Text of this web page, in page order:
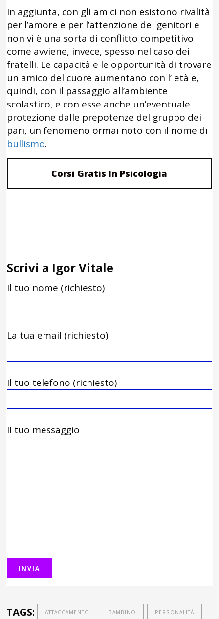
In aggiunta, con gli amici non esistono rivalità
per l’amore e per l’attenzione dei genitori e
non vi è una sorta di conflitto competitivo
come avviene, invece, spesso nel caso dei
fratelli. Le capacità e le opportunità di trovare
un amico del cuore aumentano con l’ età e,
quindi, con il passaggio all’ambiente
scolastico, e con esse anche un’eventuale
protezione dalle prepotenze del gruppo dei
pari, un fenomeno ormai noto con il nome di
bullismo.
Corsi Gratis In Psicologia
Scrivi a Igor Vitale
Il tuo nome (richiesto)
La tua email (richiesto)
Il tuo telefono (richiesto)
Il tuo messaggio
TAGS: ATTACCAMENTO BAMBINO PERSONALITÀ